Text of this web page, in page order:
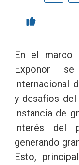
En el marco
Exponor
internacional
y desafíos del
instancia de
interés del
generando
Esto,